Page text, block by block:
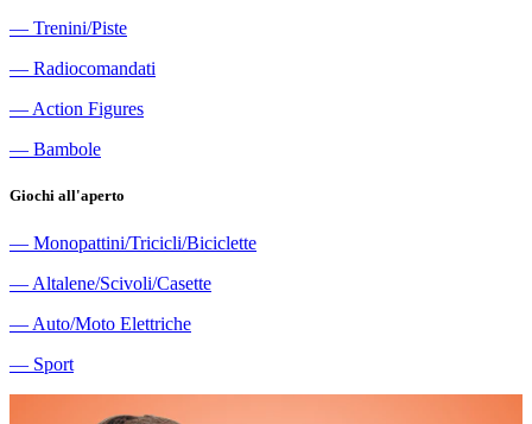
― Trenini/Piste
― Radiocomandati
― Action Figures
― Bambole
Giochi all'aperto
― Monopattini/Tricicli/Biciclette
― Altalene/Scivoli/Casette
― Auto/Moto Elettriche
― Sport